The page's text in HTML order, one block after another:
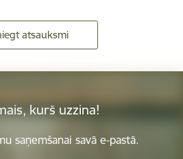
atsauksmi
kurš uzzina!
saņemšanai savā e-pastā.